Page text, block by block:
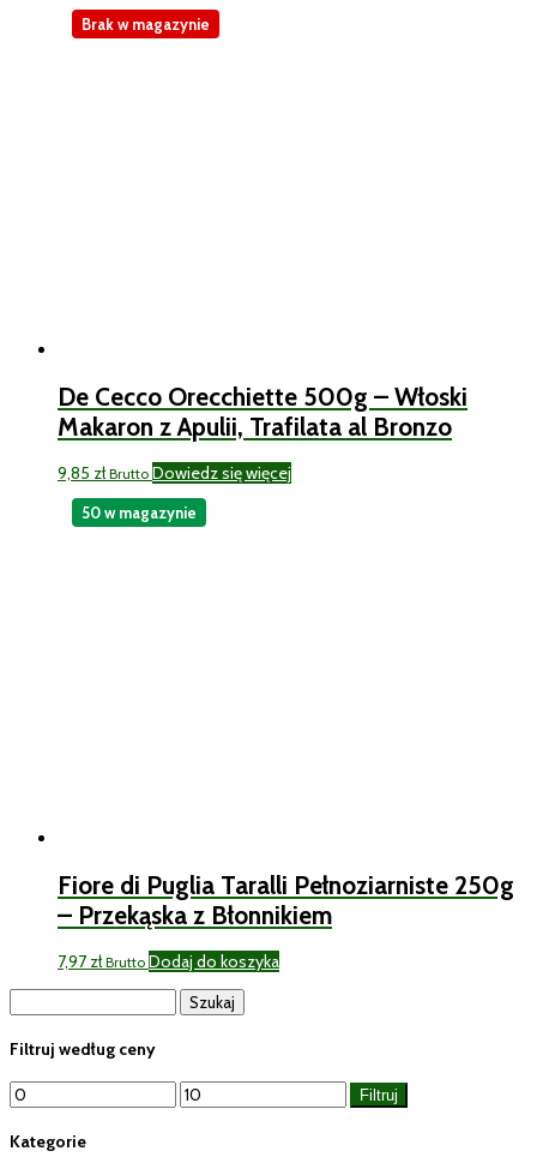
De Cecco Orecchiette 500g – Włoski
Makaron z Apulii, Trafilata al Bronzo
9,85 zł Brutto Dowiedz się więcej
Brak w magazynie
Fiore di Puglia Taralli Pełnoziarniste 250g
– Przekąska z Błonnikiem
7,97zł Brutto Dodaj do koszyka
50 w magazynie
Filtruj według ceny
Cena
min
Cena
max
Filtruj
Kategorie